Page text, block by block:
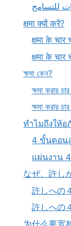
للتسامح
क्षमा क्यों करें?
क्षमा के चार
क्षमा के चार
ক্ষমা কেন?
ক্ষমা করার
ক্ষমা করার
ทำไมถึงให้อ
4 ขั้นตอน
แผ่นงาน
なぜ、許し
許しへの
許しへの
为什么要宽